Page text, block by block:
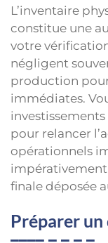
L’inventaire
constitue une
votre
négligent
production
immédiates.
investissements
pour relancer
opérationnels
finale déposée
Préparer